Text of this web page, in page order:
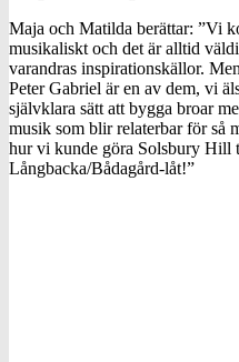
Maja och Matilda berättar: ”Vi
musikaliskt och det är alltid
varandras inspirationskällor.
Peter Gabriel är en av dem, vi
självklara sätt att bygga broar
musik som blir relaterbar för så
hur vi kunde göra Solsbury Hill
Långbacka/Bådagård-låt!”